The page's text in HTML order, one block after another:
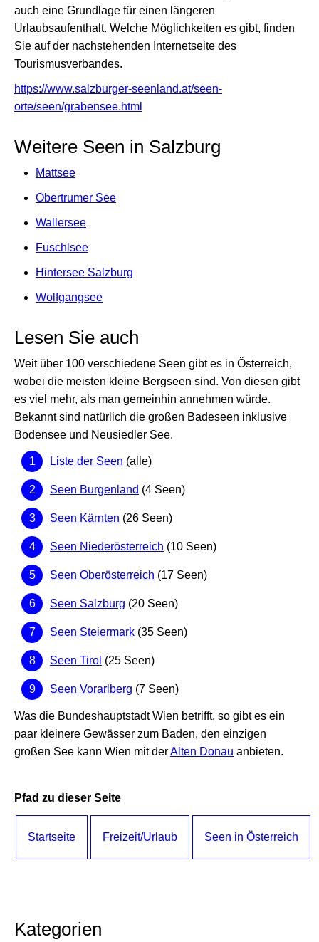
auch eine Grundlage für einen längeren
Urlaubsaufenthalt. Welche Möglichkeiten es gibt, finden
Sie auf der nachstehenden Internetseite des
Tourismusverbandes.
https://www.salzburger-seenland.at/seen-
orte/seen/grabensee.html
Weitere Seen in Salzburg
Mattsee
Obertrumer See
Wallersee
Fuschlsee
Hintersee Salzburg
Wolfgangsee
Lesen Sie auch
Weit über 100 verschiedene Seen gibt es in Österreich,
wobei die meisten kleine Bergseen sind. Von diesen gibt
es viel mehr, als man gemeinhin annehmen würde.
Bekannt sind natürlich die großen Badeseen inklusive
Bodensee und Neusiedler See.
Liste der Seen (alle)
Seen Burgenland (4 Seen)
Seen Kärnten (26 Seen)
Seen Niederösterreich (10 Seen)
Seen Oberösterreich (17 Seen)
Seen Salzburg (20 Seen)
Seen Steiermark (35 Seen)
Seen Tirol (25 Seen)
Seen Vorarlberg (7 Seen)
Was die Bundeshauptstadt Wien betrifft, so gibt es ein
paar kleinere Gewässer zum Baden, den einzigen
großen See kann Wien mit derAlten Donau anbieten.
Pfad zu dieser Seite
Startseite Freizeit/Urlaub Seen in Österreich
Kategorien